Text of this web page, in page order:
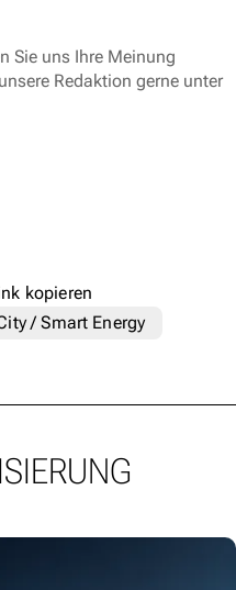
Sie uns Ihre Meinung
Redaktion gerne unter
kopieren
/ Smart Energy